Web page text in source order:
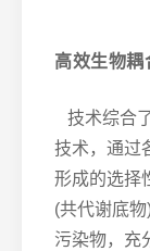
高效生物耦
技术综合
技术，通过
形成的选择
(共代谢底物
污染物，充